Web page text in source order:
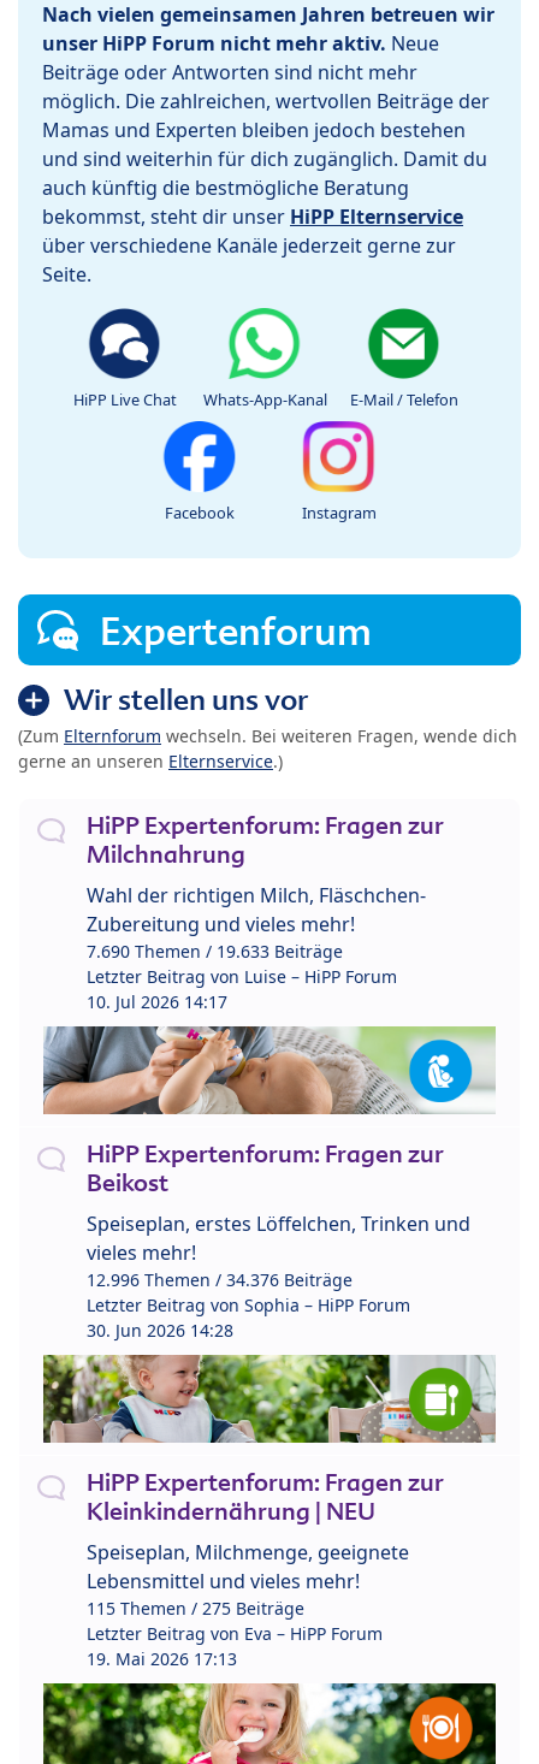
Nach vielen gemeinsamen Jahren betreuen wir
unser HiPP Forum nicht mehr aktiv. Neue
Beiträge oder Antworten sind nicht mehr
möglich. Die zahlreichen, wertvollen Beiträge der
Mamas und Experten bleiben jedoch bestehen
und sind weiterhin für dich zugänglich. Damit du
auch künftig die bestmögliche Beratung
bekommst, steht dir unser HiPP Elternservice
über verschiedene Kanäle jederzeit gerne zur
Seite.
HiPP Live Chat Whats-App-Kanal E-Mail / Telefon
Facebook Instagram
Expertenforum
Wir stellen uns vor
(Zum Elternforum wechseln. Bei weiteren Fragen, wende dich
gerne an unseren Elternservice.)
HiPP Expertenforum: Fragen zur
Milchnahrung
Wahl der richtigen Milch, Fläschchen-
Zubereitung und vieles mehr!
7.690 Themen / 19.633 Beiträge
Letzter Beitrag von Luise – HiPP Forum
10. Jul 2026 14:17
HiPP Expertenforum: Fragen zur
Beikost
Speiseplan, erstes Löffelchen, Trinken und
vieles mehr!
12.996 Themen / 34.376 Beiträge
Letzter Beitrag von Sophia – HiPP Forum
30. Jun 2026 14:28
HiPP Expertenforum: Fragen zur
Kleinkindernährung | NEU
Speiseplan, Milchmenge, geeignete
Lebensmittel und vieles mehr!
115 Themen / 275 Beiträge
Letzter Beitrag von Eva – HiPP Forum
19. Mai 2026 17:13